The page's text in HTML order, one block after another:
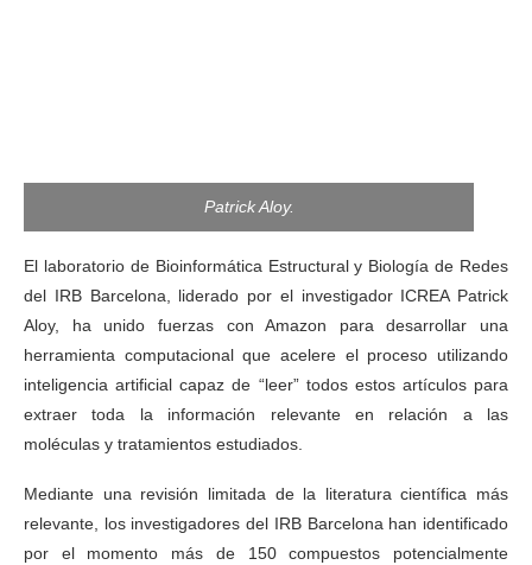
Patrick Aloy.
El laboratorio de Bioinformática Estructural y Biología de Redes
del IRB Barcelona, liderado por el investigador ICREA Patrick
Aloy, ha unido fuerzas con Amazon para desarrollar una
herramienta computacional que acelere el proceso utilizando
inteligencia artificial capaz de “leer” todos estos artículos para
extraer toda la información relevante en relación a las
moléculas y tratamientos estudiados.
Mediante una revisión limitada de la literatura científica más
relevante, los investigadores del IRB Barcelona han identificado
por el momento más de 150 compuestos potencialmente